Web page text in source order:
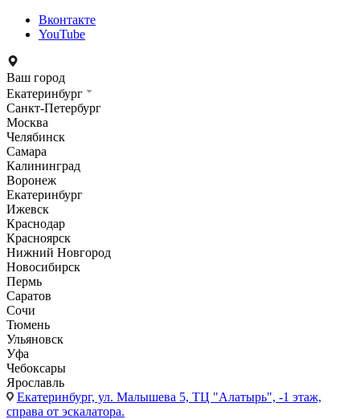
Вконтакте
YouTube
Ваш город
Екатеринбург
Санкт-Петербург
Москва
Челябинск
Самара
Калининград
Воронеж
Екатеринбург
Ижевск
Краснодар
Красноярск
Нижний Новгород
Новосибирск
Пермь
Саратов
Сочи
Тюмень
Ульяновск
Уфа
Чебоксары
Ярославль
Екатеринбург, ул. Малышева 5, ТЦ "Алатырь", -1 этаж,
справа от эскалатора.